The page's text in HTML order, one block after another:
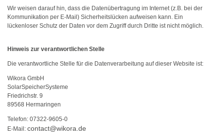
Wir weisen darauf hin, dass die Datenübertragung im Internet (z.B. bei der
Kommunikation per E-Mail) Sicherheitslücken aufweisen kann. Ein
lückenloser Schutz der Daten vor dem Zugriff durch Dritte ist nicht möglich.
Hinweis zur verantwortlichen Stelle
Die verantwortliche Stelle für die Datenverarbeitung auf dieser Website ist:
Wikora GmbH
SolarSpeicherSysteme
Friedrichstr. 9
89568 Hermaringen
Telefon: 07322-9605-0
E-Mail: contact@wikora.de